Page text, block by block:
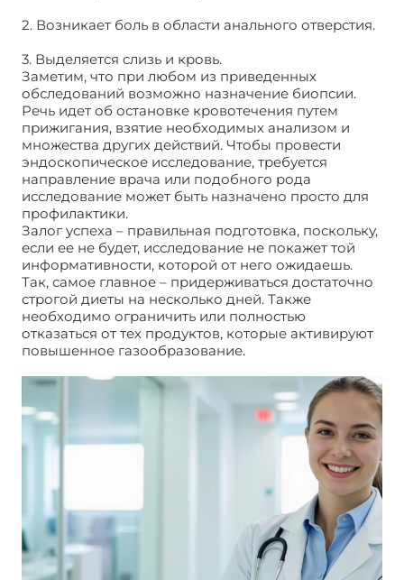
2. Возникает боль в области анального отверстия.
3. Выделяется слизь и кровь.
Заметим, что при любом из приведенных
обследований возможно назначение биопсии.
Речь идет об остановке кровотечения путем
прижигания, взятие необходимых анализом и
множества других действий. Чтобы провести
эндоскопическое исследование, требуется
направление врача или подобного рода
исследование может быть назначено просто для
профилактики.
Залог успеха – правильная подготовка, поскольку,
если ее не будет, исследование не покажет той
информативности, которой от него ожидаешь.
Так, самое главное – придерживаться достаточно
строгой диеты на несколько дней. Также
необходимо ограничить или полностью
отказаться от тех продуктов, которые активируют
повышенное газообразование.